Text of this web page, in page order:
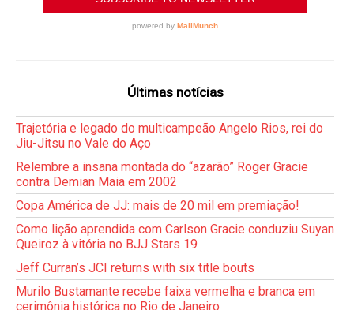
Últimas notícias
Trajetória e legado do multicampeão Angelo Rios, rei do
Jiu-Jitsu no Vale do Aço
Relembre a insana montada do “azarão” Roger Gracie
contra Demian Maia em 2002
Copa América de JJ: mais de 20 mil em premiação!
Como lição aprendida com Carlson Gracie conduziu Suyan
Queiroz à vitória no BJJ Stars 19
Jeff Curran’s JCI returns with six title bouts
Murilo Bustamante recebe faixa vermelha e branca em
cerimônia histórica no Rio de Janeiro